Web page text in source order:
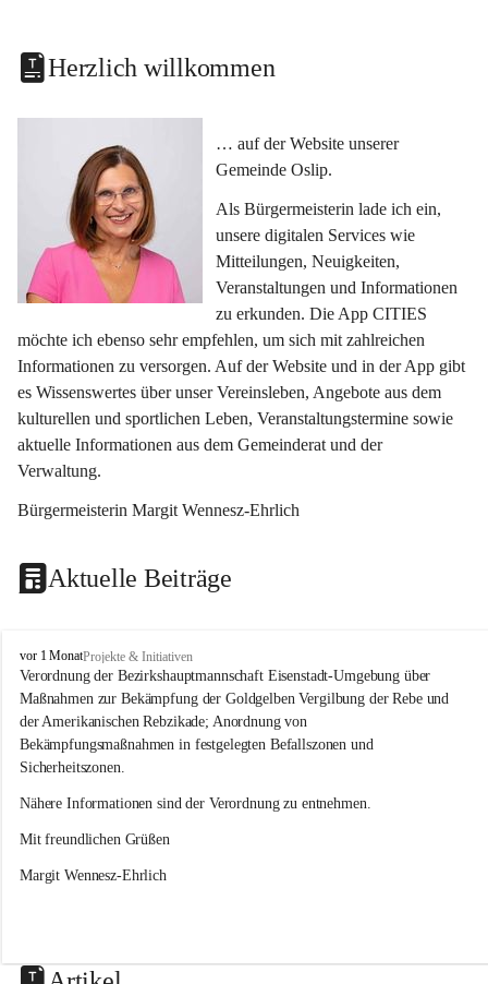
Herzlich willkommen
… auf der Website unserer
Gemeinde Oslip.
Als Bürgermeisterin lade ich ein,
unsere digitalen Services wie
Mitteilungen, Neuigkeiten,
Veranstaltungen und Informationen
zu erkunden. Die App CITIES
möchte ich ebenso sehr empfehlen, um sich mit zahlreichen
Informationen zu versorgen. Auf der Website und in der App gibt
es Wissenswertes über unser Vereinsleben, Angebote aus dem
kulturellen und sportlichen Leben, Veranstaltungstermine sowie
aktuelle Informationen aus dem Gemeinderat und der
Verwaltung.
Bürgermeisterin Margit Wennesz-Ehrlich
Aktuelle Beiträge
O
s
l
i
p
vor 1 MonatProjekte & Initiativen
Verordnung der Bezirkshauptmannschaft Eisenstadt-Umgebung über
Maßnahmen zur Bekämpfung der Goldgelben Vergilbung der Rebe und
der Amerikanischen Rebzikade; Anordnung von
Bekämpfungsmaßnahmen in festgelegten Befallszonen und
Sicherheitszonen.
Nähere Informationen sind der Verordnung zu entnehmen.
Mit freundlichen Grüßen
Margit Wennesz-Ehrlich